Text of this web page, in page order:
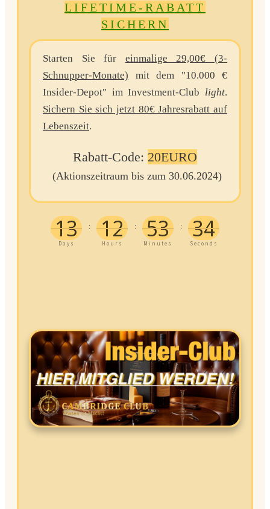
LIFETIME-RABATT
SICHERN
Starten Sie für einmalige 29,00€ (3-
Schnupper-Monate) mit dem "10.000 €
Insider-Depot" im Investment-Club light.
Sichern Sie sich jetzt 80€ Jahresrabatt auf
Lebenszeit.
Rabatt-Code: 20EURO
(Aktionszeitraum bis zum 30.06.2024)
13
Days
: 12
Hours
: 53
Minutes
: 34
Seconds